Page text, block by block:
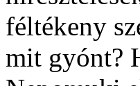
féltékeny
mit gyónt?